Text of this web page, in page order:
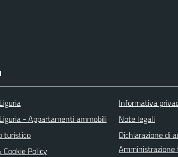
- Appartamenti ammobili
turistico
Cookie Policy
Informativa
Note legali
Dichiarazione di